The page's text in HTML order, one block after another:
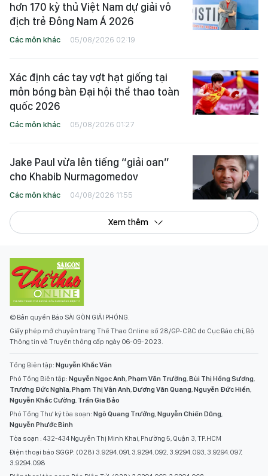
hơn 170 kỳ thủ Việt Nam dự giải vô
địch trẻ Đông Nam Á 2026
Các môn khác 05/08/2026 02:19
Xác định các tay vợt hạt giống tại
môn bóng bàn Đại hội thể thao toàn
quốc 2026
Các môn khác 05/08/2026 01:27
Jake Paul vừa lên tiếng “giải oan”
cho Khabib Nurmagomedov
Các môn khác 04/08/2026 11:55
Xem thêm
© Bản quyền Báo SÀI GÒN GIẢI PHÓNG.
Giấy phép mở chuyên trang Thể Thao Online số 28/GP-CBC do Cục Báo chí, Bộ
Thông tin và Truyền thông cấp ngày 06-09-2023.
Tổng Biên tập: Nguyễn Khắc Văn
Phó Tổng Biên tập: Nguyễn Ngọc Anh,Phạm Văn Trường,Bùi Thị Hồng Sương,
Trương Đức Nghĩa,Phạm Thị Vân Anh,Dương Văn Quang,Nguyễn Đức Hiển,
Nguyễn Khắc Cường, Trần Gia Bảo
Phó Tổng Thư ký tòa soạn: Ngô Quang Trưởng,Nguyễn Chiến Dũng,
Nguyễn Phước Bình
Tòa soạn : 432-434 Nguyễn Thị Minh Khai, Phường 5, Quận 3, TP.HCM
Điện thoại báo SGGP: (028) 3.9294.091, 3.9294.092, 3.9294.093, 3.9294.097,
3.9294.098